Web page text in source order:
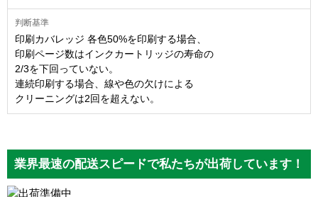
印刷カバレッジ 各色50%を印刷する場合、
印刷ページ数はインクカートリッジの寿命の
2/3を下回っていない。
連続印刷する場合、線や色の欠けによる
クリーニングは2回を超えない。
業界最速の配送スピードで私たちが出荷しています！